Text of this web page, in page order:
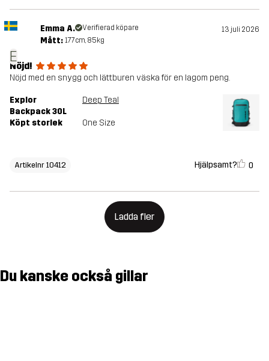
E
Emma A. Verifierad köpare 13 juli 2026
Mått: 177cm, 85kg
Nöjd!
Nöjd med en snygg och lättburen väska för en lagom peng.
Explor
Backpack 30L
Deep Teal
Köpt storlek One Size
Artikelnr 10412 Hjälpsamt? 0
Ladda fler
Du kanske också gillar